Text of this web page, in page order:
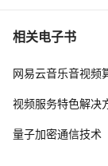
相关电子书
网易云音乐音视频
视频服务特色解
量子加密通信技术